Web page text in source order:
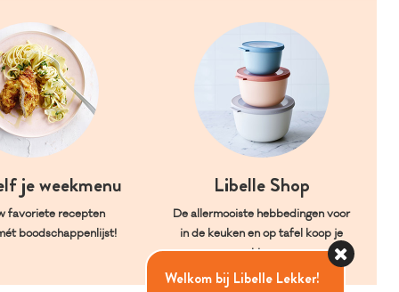
je weekmenu
favoriete recepten
boodschappenlijst!
Libelle Shop
De allermooiste hebbedingen voor
in de keuken en op tafel koop je
hier.
Welkom bij Libelle Lekker!